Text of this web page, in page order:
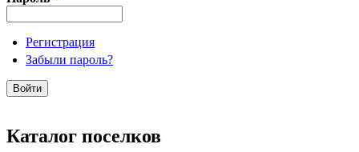
Регистрация
Забыли пароль?
Каталог поселков